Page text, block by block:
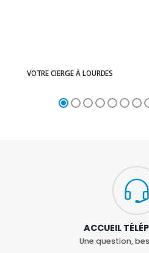
VOTRE CIERGE À LOURDES
ACCUEIL
Une question,